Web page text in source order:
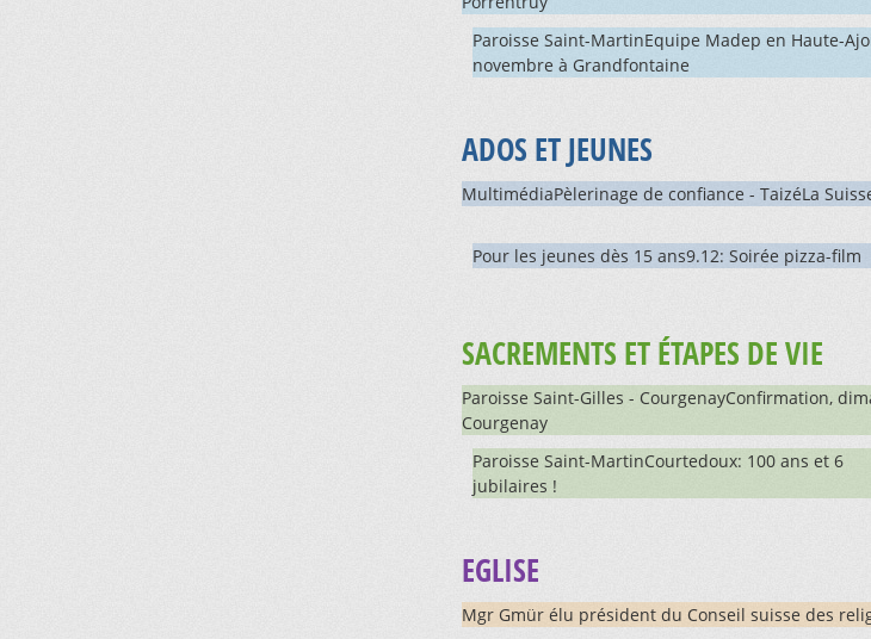
Paroisse Saint-MartinEquipe Madep en Haute-
novembre à Grandfontaine
ADOS ET JEUNES
MultimédiaPèlerinage de confiance - TaizéLa
Pour les jeunes dès 15 ans9.12: Soirée pizza-film
SACREMENTS ET ÉTAPES DE VIE
Paroisse Saint-Gilles - CourgenayConfirmation,
Courgenay
Paroisse Saint-MartinCourtedoux: 100 ans et 6
jubilaires !
EGLISE
Mgr Gmür élu président du Conseil suisse des